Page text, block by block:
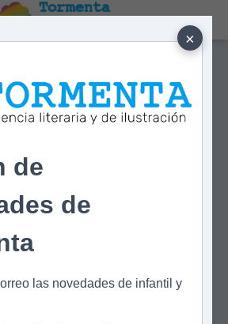
×
de
de
las novedades de infantil y
Tormenta